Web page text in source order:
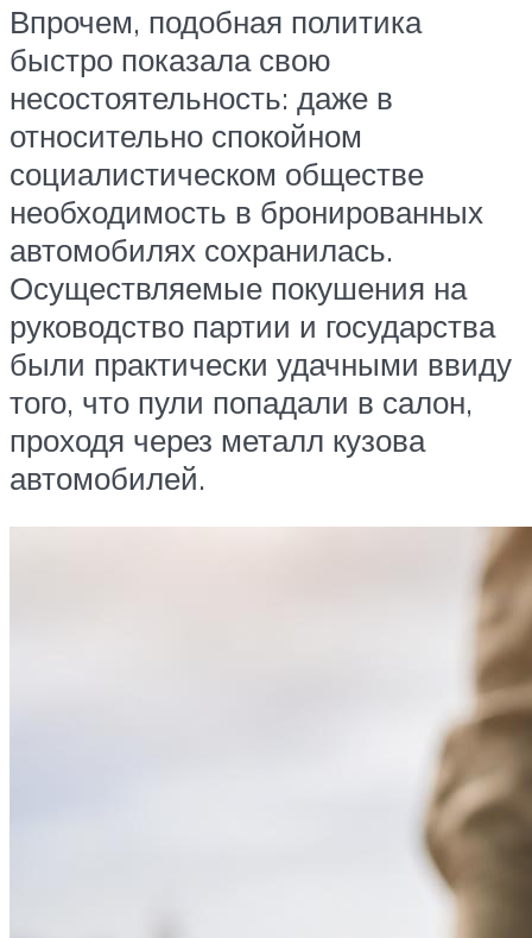
Впрочем, подобная политика
быстро показала свою
несостоятельность: даже в
относительно спокойном
социалистическом обществе
необходимость в бронированных
автомобилях сохранилась.
Осуществляемые покушения на
руководство партии и государства
были практически удачными ввиду
того, что пули попадали в салон,
проходя через металл кузова
автомобилей.